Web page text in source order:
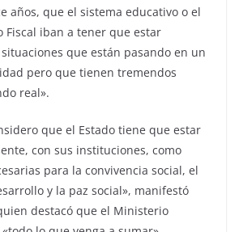
años, que el sistema educativo o el
Fiscal iban a tener que estar
que están pasando en un
pero que tienen tremendos
real».
que el Estado tiene que estar
con sus instituciones, como
para la convivencia social, el
y la paz social», manifestó
destacó que el Ministerio